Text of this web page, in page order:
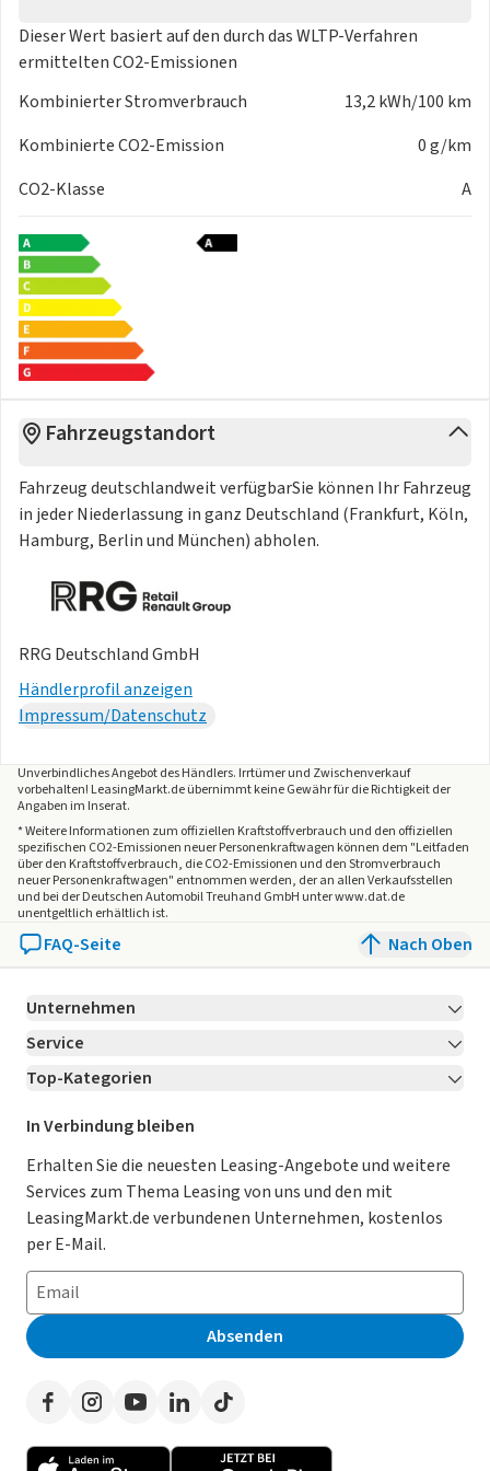
Dieser Wert basiert auf den durch dasWLTP-Verfahren
ermittelten CO2-Emissionen
Kombinierter Stromverbrauch
13,2 kWh/100 km
Kombinierte CO2-Emission
0 g/km
CO2-Klasse
A
Fahrzeugstandort
Fahrzeug deutschlandweit verfügbarSie können Ihr Fahrzeug
in jeder Niederlassung in ganz Deutschland (Frankfurt, Köln,
Hamburg, Berlin und München) abholen.
RRG Deutschland GmbH
Händlerprofil anzeigen
Impressum/Datenschutz
Unverbindliches Angebot desHändlers. Irrtümer und Zwischenverkauf
vorbehalten! LeasingMarkt.de übernimmt keine Gewähr für die Richtigkeit der
Angaben im Inserat.
* Weitere Informationen zum offiziellen Kraftstoffverbrauch und den offiziellen
spezifischen CO2-Emissionen neuer Personenkraftwagen können dem "Leitfaden
über den Kraftstoffverbrauch, die CO2-Emissionen und den Stromverbrauch
neuer Personenkraftwagen" entnommen werden, der an allen Verkaufsstellen
und bei der Deutschen Automobil Treuhand GmbH unter www.dat.de
unentgeltlich erhältlich ist.
FAQ-Seite Nach Oben
Unternehmen
Über LeasingMarkt.de
Karriere Jetzt bewerben!
Für Händler
Kooperation mit AutoScout24
AGB
Datenschutz
Impressum
Erklärung zur Barrierefreiheit
Presse
Service
Kontakt
Ratgeber
Magazin
Datenschutz-Einstellungen
So funktioniert’s
Häufig gestellte Fragen
Leasing-Lexikon
Auto-Tests
Werben auf LeasingMarkt.de
Top-Kategorien
Leasing Deals
Gebrauchtwagen Leasing
Leasing ohne Anzahlung
E-Auto Leasing
Privatleasing
Leasing-Vergleiche
Herstellerverzeichnis
Händlerverzeichnis
In Verbindung bleiben
Erhalten Sie die neuesten Leasing-Angebote und weitere
Services zum Thema Leasing von uns und den mit
LeasingMarkt.de verbundenen Unternehmen, kostenlos
per E-Mail.
Absenden